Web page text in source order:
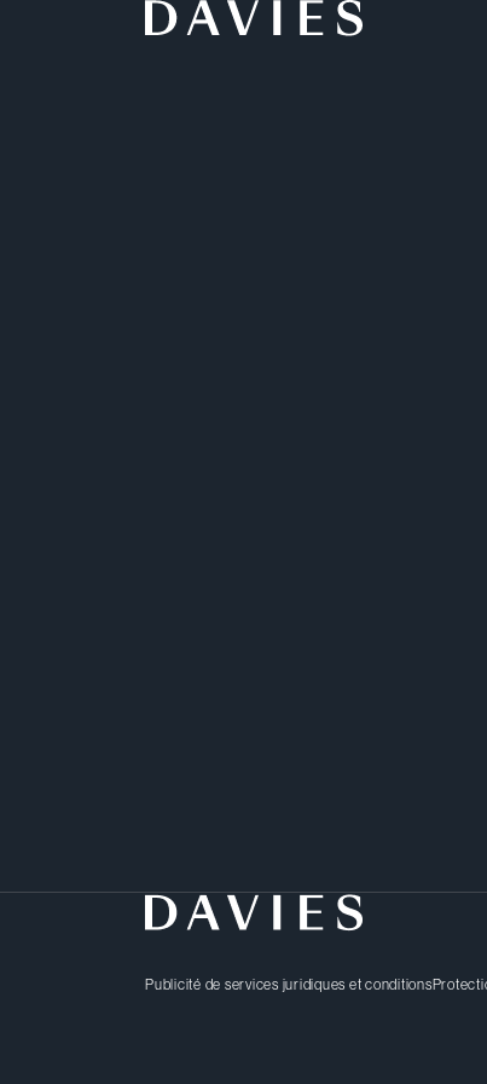
Publicité de services juridiques et conditions